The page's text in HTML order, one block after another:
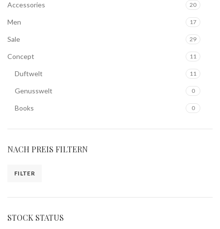
Accessories 20
Concept 11
Books 0
Duftwelt 11
Genusswelt 0
Men 17
Sale 29
NACH PREIS FILTERN
FILTER
STOCK STATUS